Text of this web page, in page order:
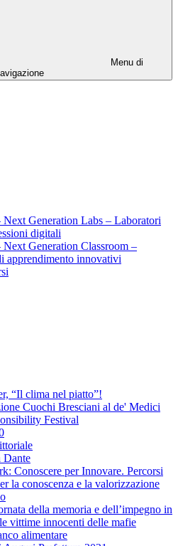
Menu di
Next Generation Labs – Laboratori
digitali
Generation Classroom –
apprendimento innovativi
“Il clima nel piatto”!
Cuochi Bresciani al de' Medici
Festival
Dante
Conoscere per Innovare. Percorsi
la conoscenza e la valorizzazione
della memoria e dell’impegno in
vittime innocenti delle mafie
alimentare